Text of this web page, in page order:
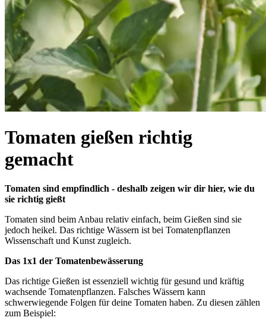
Tomaten gießen richtig
gemacht
Tomaten sind empfindlich - deshalb zeigen wir dir hier, wie du
sie richtig gießt
Tomaten sind beim Anbau relativ einfach, beim Gießen sind sie
jedoch heikel. Das richtige Wässern ist bei Tomatenpflanzen
Wissenschaft und Kunst zugleich.
Das 1x1 der Tomatenbewässerung
Das richtige Gießen ist essenziell wichtig für gesund und kräftig
wachsende Tomatenpflanzen. Falsches Wässern kann
schwerwiegende Folgen für deine Tomaten haben. Zu diesen zählen
zum Beispiel: